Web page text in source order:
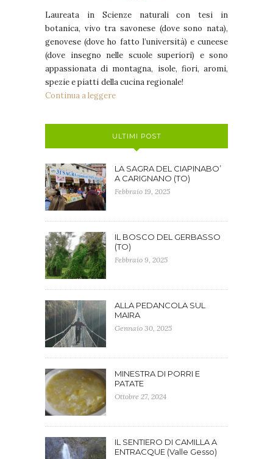
Laureata in Scienze naturali con tesi in
botanica, vivo tra savonese (dove sono nata),
genovese (dove ho fatto l’università) e cuneese
(dove insegno nelle scuole superiori) e sono
appassionata di montagna, isole, fiori, aromi,
spezie e piatti della cucina regionale!
Continua a leggere
ULTIMI POST
LA SAGRA DEL CIAPINABO’
A CARIGNANO (TO)
Febbraio 19, 2025
IL BOSCO DEL GERBASSO
(TO)
Febbraio 9, 2025
ALLA PEDANCOLA SUL
MAIRA
Gennaio 30, 2025
MINESTRA DI PORRI E
PATATE
Ottobre 27, 2024
IL SENTIERO DI CAMILLA A
ENTRACQUE (Valle Gesso)